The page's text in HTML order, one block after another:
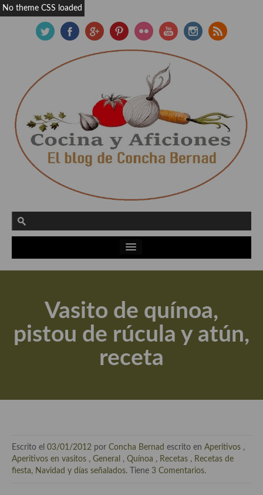
Actualidad y recomendaciones
Apuntes, estudios sobre temas interesantes e importantes
Aceite de Oliva Virgen Extra (AOVE)
Recetas maridadas con los mejores AOVES
Tiendas especiales
Vasito de quínoa,
pistou de rúcula y atún,
receta
Escrito el 03/01/2012 por Concha Bernad escrito en Aperitivos ,
Aperitivos en vasitos , General , Quínoa , Recetas , Recetas de
fiesta, Navidad y días señalados. Tiene 3 Comentarios.
No theme CSS loaded